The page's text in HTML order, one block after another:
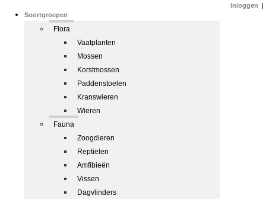
Soortgroepen
Flora
Vaatplanten
Mossen
Korstmossen
Paddenstoelen
Kranswieren
Wieren
Fauna
Zoogdieren
Reptielen
Amfibieën
Vissen
Dagvlinders
Inloggen |